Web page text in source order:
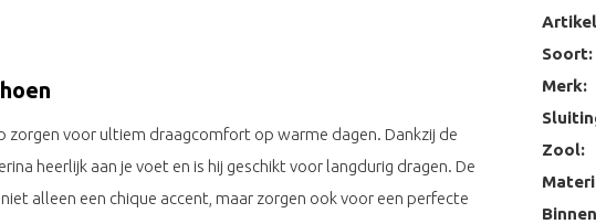
zorgen voor ultiem draagcomfort op warme dagen. Dankzij de
heerlijk aan je voet en is hij geschikt voor langdurig dragen. De
alleen een chique accent, maar zorgen ook voor een perfecte
Soort:
Merk:
Zool: